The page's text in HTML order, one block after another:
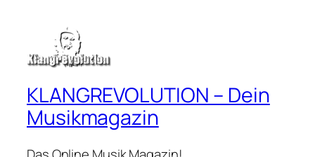
KLANGREVOLUTION – Dein
Musikmagazin